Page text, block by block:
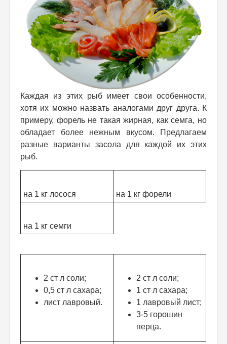
Каждая из этих рыб имеет свои особенности,
хотя их можно назвать аналогами друг друга. К
примеру, форель не такая жирная, как семга, но
обладает более нежным вкусом. Предлагаем
разные варианты засола для каждой их этих
рыб.
на 1 кг лосося на 1 кг форели
на 1 кг семги
2 ст л соли;
0,5 ст л сахара;
лист лавровый.
2 ст л соли;
1 ст л сахара;
1 лавровый лист;
3-5 горошин
перца.